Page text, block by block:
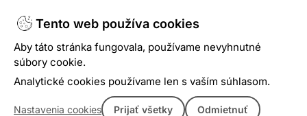
Tento web používa cookies
Aby táto stránka fungovala, používame nevyhnutné
súbory cookie.
Analytické cookies používame len s vaším súhlasom.
Nastavenia cookies Prijať všetky Odmietnuť